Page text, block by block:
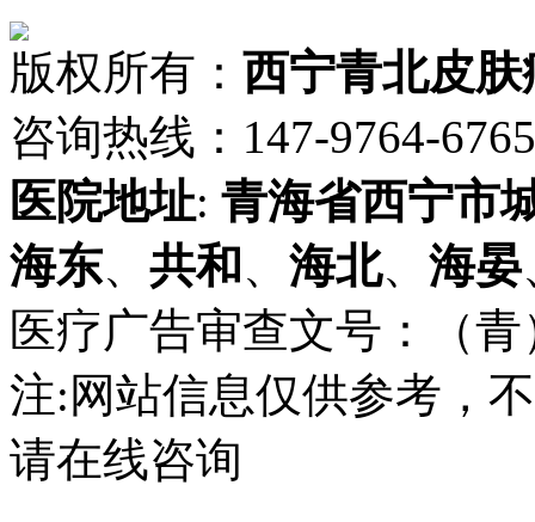
版权所有： 西宁青北皮肤
咨询热线：147-9764-
医院地址: 青海省西宁市
海东、 共和 、 海北、 海晏
医疗广告审查文号：（
注:网站信息仅供参考，
请在线咨询